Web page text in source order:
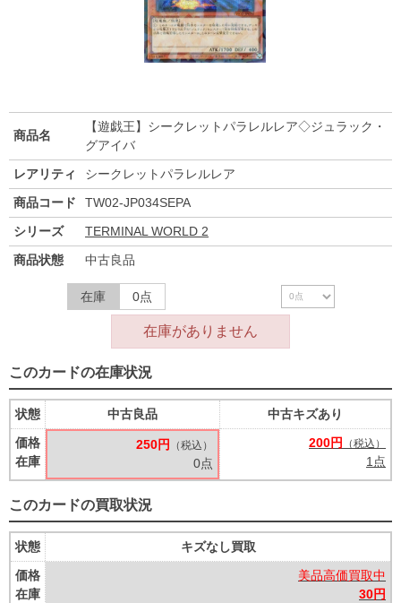
商品名
【遊戯王】シークレットパラレルレア◇ジュラック・
グアイバ
レアリティ
シークレットパラレルレア
商品コード
TW02-JP034SEPA
シリーズ
TERMINAL WORLD 2
商品状態
中古良品
在庫 0点
在庫がありません
このカードの在庫状況
状態
価格
在庫
中古良品
250円 （税込）
0点
中古キズあり
200円
（税込）
1点
このカードの買取状況
状態
価格
在庫
キズなし買取
美品高価買取中
30円